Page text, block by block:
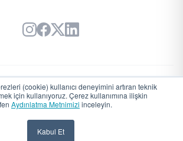
(cookie) kullanıcı deneyimini artıran teknik
için kullanıyoruz. Çerez kullanımına ilişkin
Aydınlatma Metnimizi inceleyin.
Kabul Et
Biyos. Bütün hüquqlar qorunur.
Türkiye'de♥ile geliştirildi